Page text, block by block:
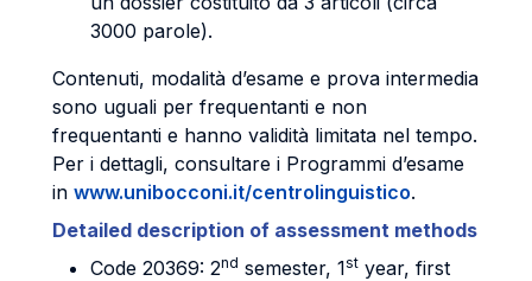
3000 parole).
Contenuti, modalità d’esame e prova intermedia
sono uguali per frequentanti e non
frequentanti e hanno validità limitata nel tempo.
Per i dettagli, consultare i Programmi d’esame
in www.unibocconi.it/centrolinguistico.
Detailed description of assessment methods
Code 20369: 2nd semester, 1st year, first